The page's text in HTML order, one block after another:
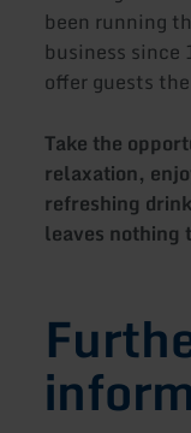
been running
business since
offer guests
Take the
relaxation,
refreshing
leaves nothing